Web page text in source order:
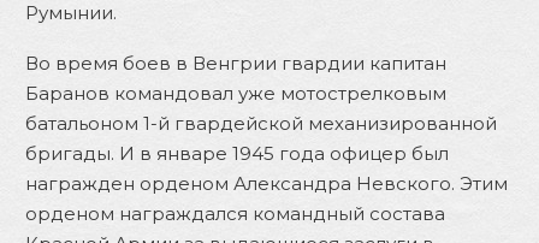
Румынии.
Во время боев в Венгрии гвардии капитан
Баранов командовал уже мотострелковым
батальоном 1-й гвардейской механизированной
бригады. И в январе 1945 года офицер был
награжден орденом Александра Невского. Этим
орденом награждался командный состава